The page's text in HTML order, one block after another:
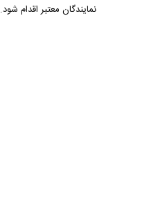
نمایندگان معتبر اقدام شود.